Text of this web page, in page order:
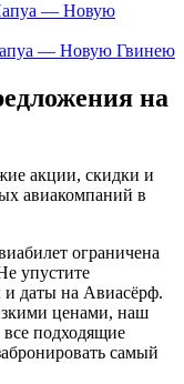
— Новую
— Новую Гвинею
на
акции, скидки и
авиакомпаний в
ограничена
упустите
и даты на Авиасёрф.
ценами, наш
все подходящие
самый